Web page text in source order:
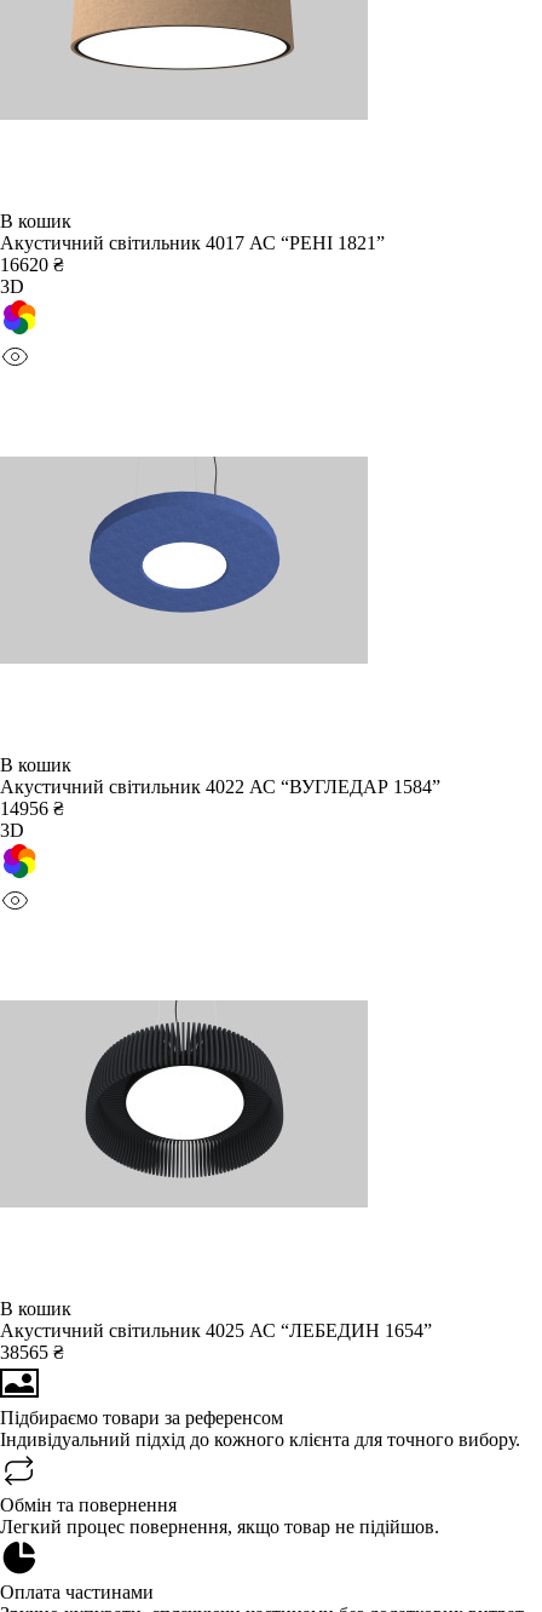
В кошик
Акустичний світильник 4017 АС “РЕНІ 1821”
16620 ₴
3D
В кошик
Акустичний світильник 4022 АС “ВУГЛЕДАР 1584”
14956 ₴
3D
В кошик
Акустичний світильник 4025 АС “ЛЕБЕДИН 1654”
38565 ₴
Підбираємо товари за референсом
Індивідуальний підхід до кожного клієнта для точного вибору.
Обмін та повернення
Легкий процес повернення, якщо товар не підійшов.
Оплата частинами